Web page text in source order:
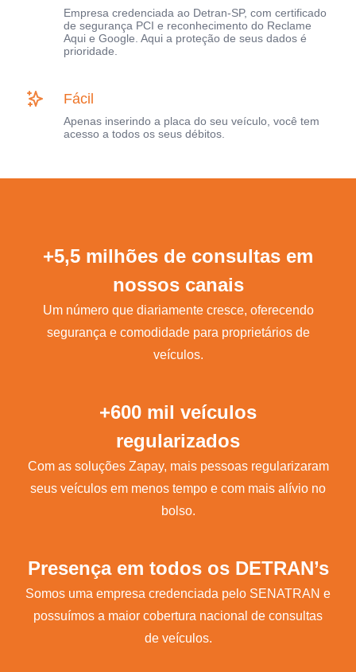
Empresa credenciada ao Detran-SP, com certificado
de segurança PCI e reconhecimento do Reclame
Aqui e Google. Aqui a proteção de seus dados é
prioridade.
Fácil
Apenas inserindo a placa do seu veículo, você tem
acesso a todos os seus débitos.
+5,5 milhões de consultas em
nossos canais
Um número que diariamente cresce, oferecendo
segurança e comodidade para proprietários de
veículos.
+600 mil veículos
regularizados
Com as soluções Zapay, mais pessoas regularizaram
seus veículos em menos tempo e com mais alívio no
bolso.
Presença em todos os DETRAN’s
Somos uma empresa credenciada pelo SENATRAN e
possuímos a maior cobertura nacional de consultas
de veículos.